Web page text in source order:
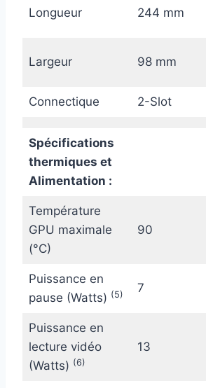
Longueur 244 mm
Largeur 98 mm
Connectique 2-Slot
Spécifications
thermiques et
Alimentation :
Température
GPU maximale
(°C)
90
Puissance en
pause (Watts) (5) 7
Puissance en
lecture vidéo
(Watts) (6)
13